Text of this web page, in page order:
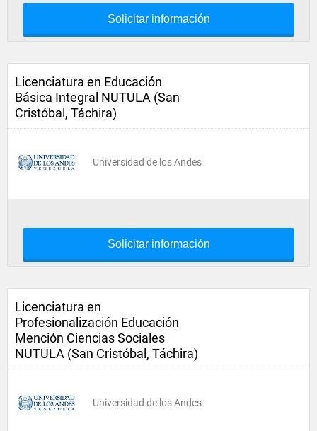
Solicitar información
Licenciatura en Educación
Básica Integral NUTULA (San
Cristóbal, Táchira)
Universidad de los Andes
Solicitar información
Licenciatura en
Profesionalización Educación
Mención Ciencias Sociales
NUTULA (San Cristóbal, Táchira)
Universidad de los Andes